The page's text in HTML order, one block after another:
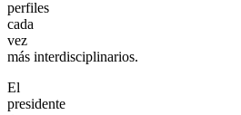
perfiles
cada
vez
más interdisciplinarios.
El
presidente